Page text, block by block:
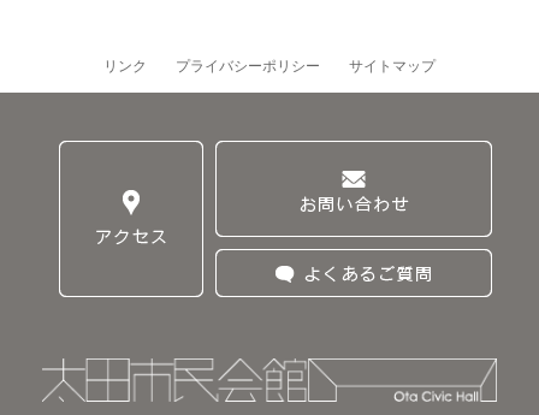
リンク プライバシーポリシー サイトマップ